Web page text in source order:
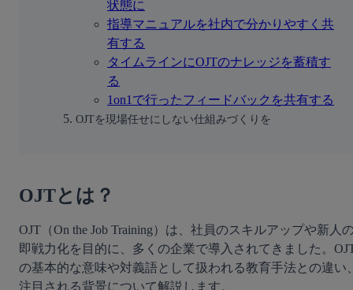
状態に
指導マニュアルを社内で分かりやすく共
有する
タイムラインにOJTのナレッジを蓄積す
る
1on1で行ったフィードバックを共有する
OJTを現場任せにしない仕組みづくりを
OJTとは？
OJT（On the Job Training）は、社員のスキルアップや新人
即戦力化を目的に、多くの企業で導入されてきました。
の基本的な意味や対義語として扱われる教育手法との違い
注目される背景について解説します。